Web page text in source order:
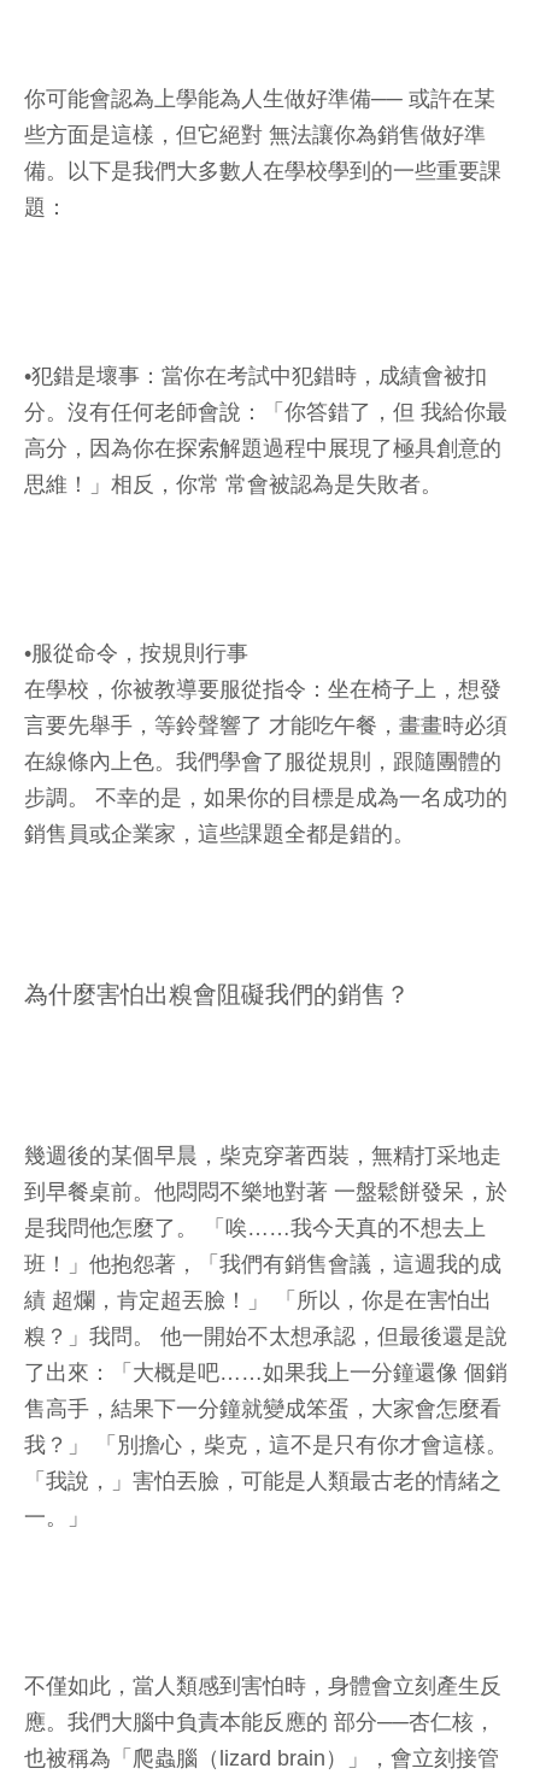
你可能會認為上學能為人生做好準備── 或許在某
些方面是這樣，但它絕對 無法讓你為銷售做好準
備。以下是我們大多數人在學校學到的一些重要課
題：
•犯錯是壞事：當你在考試中犯錯時，成績會被扣
分。沒有任何老師會說：「你答錯了，但 我給你最
高分，因為你在探索解題過程中展現了極具創意的
思維！」相反，你常 常會被認為是失敗者。
•服從命令，按規則行事
在學校，你被教導要服從指令：坐在椅子上，想發
言要先舉手，等鈴聲響了 才能吃午餐，畫畫時必須
在線條內上色。我們學會了服從規則，跟隨團體的
步調。 不幸的是，如果你的目標是成為一名成功的
銷售員或企業家，這些課題全都是錯的。
為什麼害怕出糗會阻礙我們的銷售？
幾週後的某個早晨，柴克穿著西裝，無精打采地走
到早餐桌前。他悶悶不樂地對著 一盤鬆餅發呆，於
是我問他怎麼了。 「唉……我今天真的不想去上
班！」他抱怨著，「我們有銷售會議，這週我的成
績 超爛，肯定超丟臉！」 「所以，你是在害怕出
糗？」我問。 他一開始不太想承認，但最後還是說
了出來：「大概是吧……如果我上一分鐘還像 個銷
售高手，結果下一分鐘就變成笨蛋，大家會怎麼看
我？」 「別擔心，柴克，這不是只有你才會這樣。
「我說，」害怕丟臉，可能是人類最古老的情緒之
一。」
不僅如此，當人類感到害怕時，身體會立刻產生反
應。我們大腦中負責本能反應的 部分──杏仁核，
也被稱為「爬蟲腦（lizard brain）」，會立刻接管